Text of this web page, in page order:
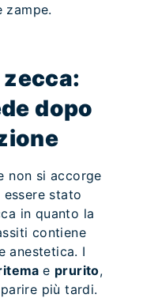
zampe.
dopo
non si accorge
stato
in quanto la
contiene
anestetica. I
e prurito,
più tardi.